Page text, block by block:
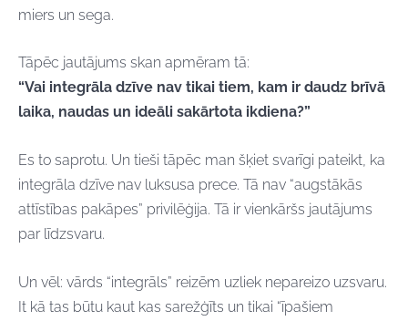
miers un sega.
Tāpēc jautājums skan apmēram tā:
“Vai integrāla dzīve nav tikai tiem, kam ir daudz brīvā
laika, naudas un ideāli sakārtota ikdiena?”
Es to saprotu. Un tieši tāpēc man šķiet svarīgi pateikt, ka
integrāla dzīve nav luksusa prece. Tā nav “augstākās
attīstības pakāpes” privilēģija. Tā ir vienkāršs jautājums
par līdzsvaru.
Un vēl: vārds “integrāls” reizēm uzliek nepareizo uzsvaru.
It kā tas būtu kaut kas sarežģīts un tikai “īpašiem